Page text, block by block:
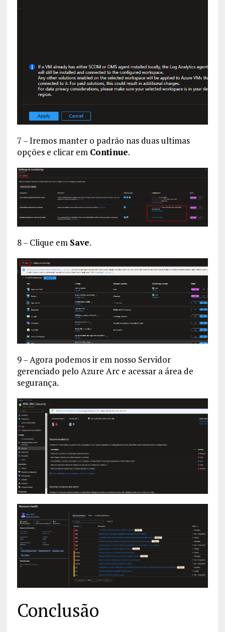
7 – Iremos manter o padrão nas duas ultimas
opções e clicar em Continue.
8 – Clique em Save.
9 – Agora podemos ir em nosso Servidor
gerenciado pelo Azure Arc e acessar a área de
segurança.
Conclusão